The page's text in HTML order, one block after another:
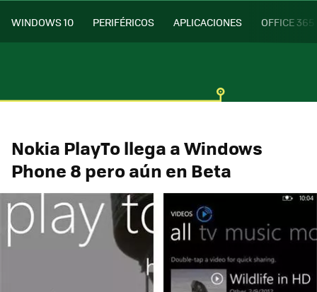
WINDOWS 10 PERIFÉRICOS APLICACIONES OFFICE 365
Nokia PlayTo llega a Windows
Phone 8 pero aún en Beta